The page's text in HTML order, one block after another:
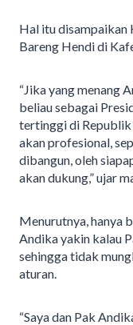
Hal itu disampaikan
Bareng Hendi di
“Jika yang menang
beliau sebagai
tertinggi di Republik
akan profesional,
dibangun, oleh
akan dukung,” ujar
Menurutnya, hanya
Andika yakin kalau
sehingga tidak
aturan.
“Saya dan Pak